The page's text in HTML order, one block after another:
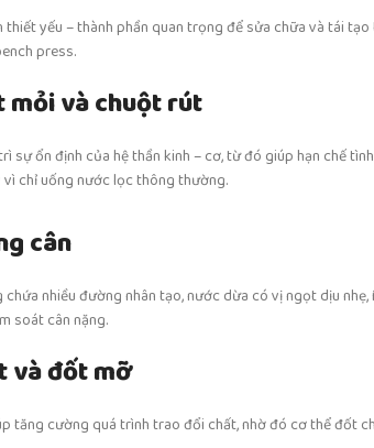
yếu – thành phần quan trọng để sửa chữa và tái
press.
mỏi và chuột rút
ổn định của hệ thần kinh – cơ, từ đó giúp hạn chế
chỉ uống nước lọc thông thường.
cân
nhiều đường nhân tạo, nước dừa có vị ngọt dịu
soát cân nặng.
và đốt mỡ
tăng cường quá trình trao đổi chất, nhờ đó cơ thể đốt